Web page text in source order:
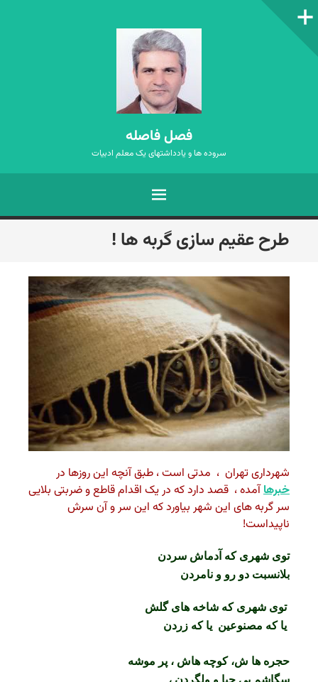
ستون‌کناری
فصل فاصله
سروده ها و یادداشتهای یک معلم ادبیات
فهرست
رفتن
به
طرح عقیم سازی گربه ها !
شهرداری تهران ، مدتی است ، طبق آنچه این روزها در
خبرهاآمده ، قصد دارد که در یک اقدام قاطع و ضربتی بلایی
سر گربه های این شهر بیاورد که این سر و آن سرش
ناپیداست!
توی شهری که آدماش سردن
بلانسبت دو رو و نامردن
توی شهری که شاخه های گلش
یا که مصنوعین یا که زردن
حجره ها ش، کوچه هاش ، پر موشه
سگاشم بی حیا و ولگردن ،